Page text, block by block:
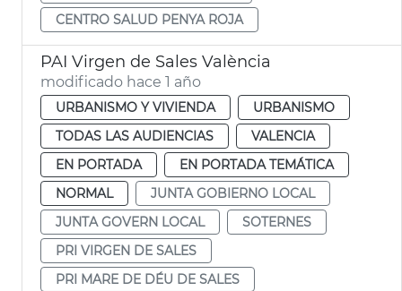
CENTRO SALUD PENYA ROJA
PAI Virgen de Sales València
modificado hace 1 año
URBANISMO Y VIVIENDA
URBANISMO
TODAS LAS AUDIENCIAS
VALENCIA
EN PORTADA
EN PORTADA TEMÁTICA
NORMAL
JUNTA GOBIERNO LOCAL
JUNTA GOVERN LOCAL
SOTERNES
PRI VIRGEN DE SALES
PRI MARE DE DÉU DE SALES